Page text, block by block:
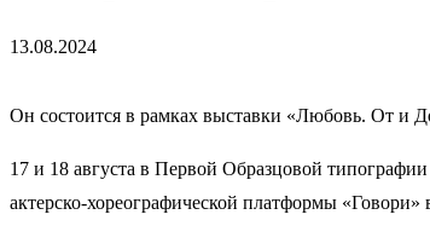
13.08.2024
Он состоится в рамках выставки «Любовь. От и
17 и 18 августа в Первой Образцовой
актерско-хореографической платформы